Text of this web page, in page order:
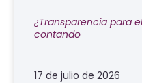
¿Transparencia para
contando
17 de julio de 2026